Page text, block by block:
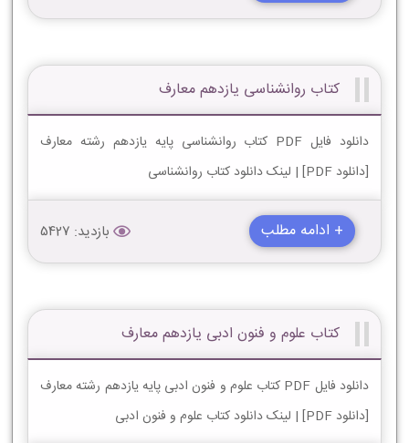
کتاب روانشناسی یازدهم معارف
دانلود فایل PDF کتاب روانشناسی پایه یازدهم رشته معارف
[دانلود PDF] | لینک دانلود کتاب روانشناسی
+ ادامه مطلب بازدید: 5427
کتاب علوم و فنون ادبی یازدهم معارف
دانلود فایل PDF کتاب علوم و فنون ادبی پایه یازدهم رشته معارف
[دانلود PDF] | لینک دانلود کتاب علوم و فنون ادبی